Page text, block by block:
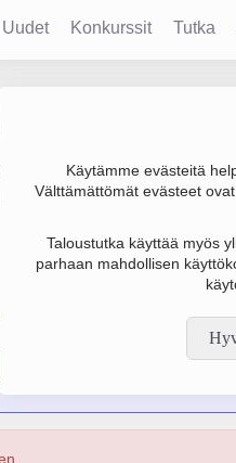
Uudet Konkurssit Tutka
Käytämme evästeitä
Välttämättömät evästeet
Taloustutka käyttää myös
parhaan mahdollisen
Ab
€, tulos -54.4 milj. € ja
sulautunut yritykseen Oy Teboil